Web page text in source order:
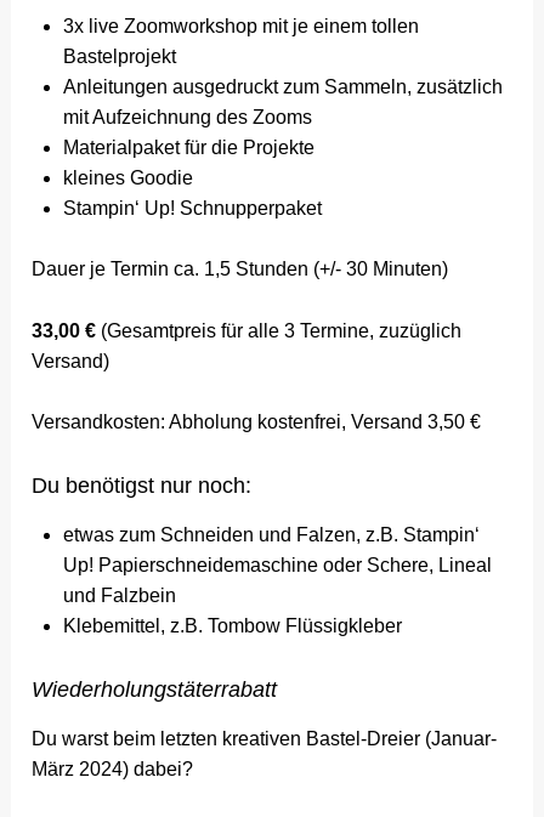
3x live Zoomworkshop mit je einem tollen
Bastelprojekt
Anleitungen ausgedruckt zum Sammeln, zusätzlich
mit Aufzeichnung des Zooms
Materialpaket für die Projekte
kleines Goodie
Stampin‘ Up! Schnupperpaket
Dauer je Termin ca. 1,5 Stunden (+/- 30 Minuten)
33,00 € (Gesamtpreis für alle 3 Termine, zuzüglich
Versand)
Versandkosten: Abholung kostenfrei, Versand 3,50 €
Du benötigst nur noch:
etwas zum Schneiden und Falzen, z.B. Stampin‘
Up! Papierschneidemaschine oder Schere, Lineal
und Falzbein
Klebemittel, z.B. Tombow Flüssigkleber
Wiederholungstäterrabatt
Du warst beim letzten kreativen Bastel-Dreier (Januar-
März 2024) dabei?